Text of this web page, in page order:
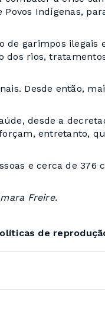
Povos Indígenas,
de garimpos
dos rios,
Desde então,
desde a
entretanto,
e cerca de 376
Freire.
de